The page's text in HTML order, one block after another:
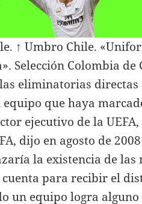
↑ Umbro Chile.
Selección Colombia
eliminatorias directas
que haya
ejecutivo de la
dijo en agosto de
la existencia de las
para recibir el
un equipo logra